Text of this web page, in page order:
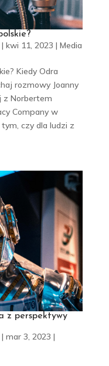
| kwi 11, 2023 | Media
Kiedy Odra
rozmowy Joanny
z Norbertem
Company w
czy dla ludzi z
z perspektywy
| mar 3, 2023 |